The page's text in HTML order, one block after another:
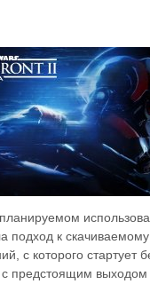
к
с которого стартует
предстоящим